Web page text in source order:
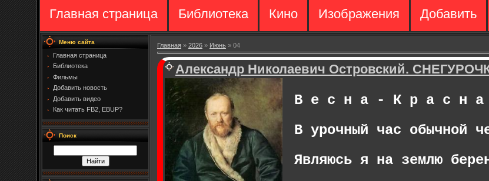
Главная страница Библиотека Кино Изображения Добавить
Меню сайта
Главная страница
Библиотека
Фильмы
Добавить новость
Добавить видео
Как читать FB2, EBUP?
Поиск
Главная » 2026 » Июнь » 04
Александр Николаевич Островский.
В е с н а - К р а с н а
В урочный час обычной
Являюсь я на землю